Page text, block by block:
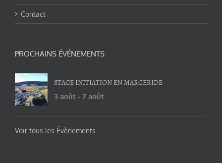
Contact
PROCHAINS ÉVÉNEMENTS
STAGE INITIATION EN MARGERIDE
3 août - 7 août
Voir tous les Évènements